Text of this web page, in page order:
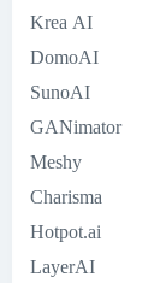
Krea AI
DomoAI
SunoAI
GANimator
Meshy
Charisma
Hotpot.ai
LayerAI